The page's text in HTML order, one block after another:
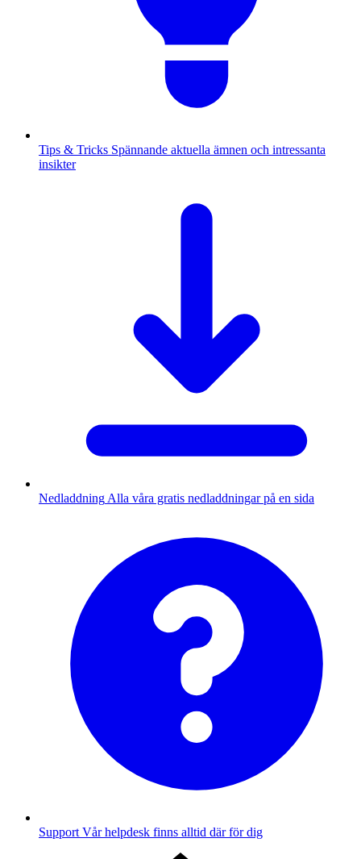
Tips & Tricks Spännande aktuella ämnen och intressanta
insikter
Nedladdning Alla våra gratis nedladdningar på en sida
Support Vår helpdesk finns alltid där för dig